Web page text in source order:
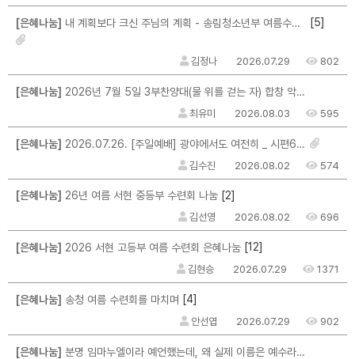
[은혜나눔] 내 계획보다 크신 주님의 계획 - 송림청소년부 여름수련회를 마치며... [5]
김정나 2026.07.29 802
[은혜나눔] 2026년 7월 5일 3부찬양대(물 위를 걷는 자) 합창 악보를 구할 수 없을까요?
최유미 2026.08.03 595
[은혜나눔] 2026.07.26. [주일예배] 광야에서도 여전히 _ 시편63편 _ 마크최 목사님
김수진 2026.08.02 574
[은혜나눔] 26년 여름 서현 중등부 수련회 나눔 [2]
김선영 2026.08.02 696
[은혜나눔] 2026 서현 고등부 여름 수련회 은혜나눔 [12]
김현승 2026.07.29 1371
[은혜나눔] 송청 여름 수련회를 마치며 [4]
안선엽 2026.07.29 902
[은혜나눔] 분명 임마누엘이라 예언했는데, 왜 실제 이름은 예수라고 지었을까?